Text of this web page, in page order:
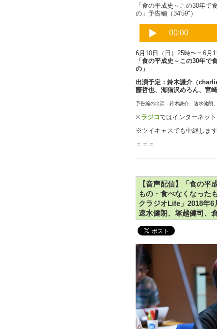
「食の平成史～この30年で
の」予告編（34'59"）
6月10日（日）25時〜＝6月
「食の平成史～この30年で
の」
出演予定：鈴木謙介（
藤哲也、海猫沢めろん、宮
予告編の出演：鈴木謙介、速水健朗
※ラジコではインターネッ
※ツイキャスでも中継しま
＝＝＝
【音声配信】「食の平
もの・食べなくなった
クラジオLife」2018年
速水健朗、塚越健司、